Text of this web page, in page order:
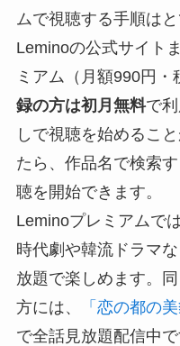
ムで視聴する手順は
Leminoの公式サイト
ミアム（月額990円・
録の方は初月無料で
しで視聴を始めるこ
たら、作品名で検索
聴を開始できます。
Leminoプレミアムで
時代劇や韓流ドラマ
放題で楽しめます。
方には、
「恋の都の美
で全話見放題配信中